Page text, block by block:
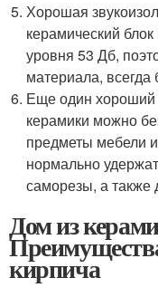
Хорошая
керамический
уровня 53 Дб,
материала, всегда
Еще один хороший
керамики можно
предметы мебели
нормально
саморезы, а также
Дом из
кирпича